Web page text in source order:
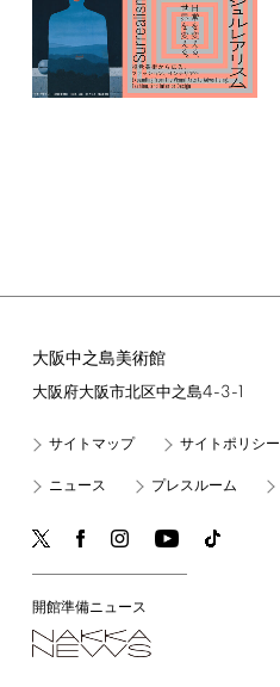
大阪中之島美術館
大阪府大阪市北区中之島4-3-1
サイトマップ サイトポリシー
ニュース プレスルーム
開館準備ニュース